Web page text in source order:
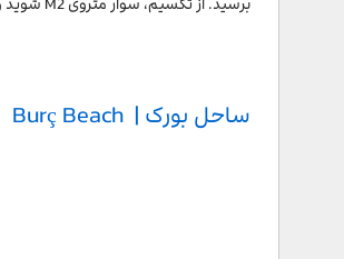
ساحل بورک | Burç Beach